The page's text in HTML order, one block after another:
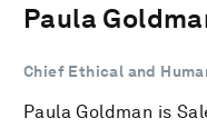
Paula
Chief Ethical and
Paula Goldman is